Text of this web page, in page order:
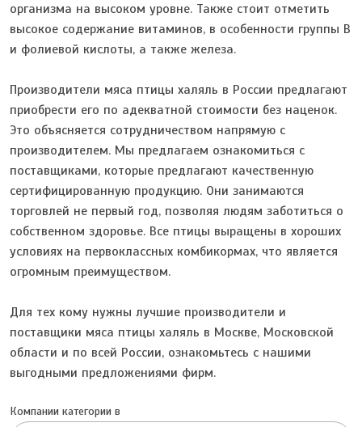
организма на высоком уровне. Также стоит отметить
высокое содержание витаминов, в особенности группы В
и фолиевой кислоты, а также железа.
Производители мяса птицы халяль в России предлагают
приобрести его по адекватной стоимости без наценок.
Это объясняется сотрудничеством напрямую с
производителем. Мы предлагаем ознакомиться с
поставщиками, которые предлагают качественную
сертифицированную продукцию. Они занимаются
торговлей не первый год, позволяя людям заботиться о
собственном здоровье. Все птицы выращены в хороших
условиях на первоклассных комбикормах, что является
огромным преимуществом.
Для тех кому нужны лучшие производители и
поставщики мяса птицы халяль в Москве, Московской
области и по всей России, ознакомьтесь с нашими
выгодными предложениями фирм.
Компании категории в